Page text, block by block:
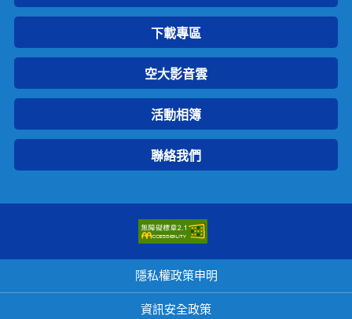
下載專區
空大影音雲
活動相簿
聯絡我們
隱私權政策申明
資訊安全政策